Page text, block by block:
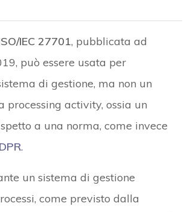
IEC 27701, pubblicata ad
può essere usata per
di gestione, ma non un
processing activity, ossia un
a una norma, come invece
.
un sistema di gestione
come previsto dalla